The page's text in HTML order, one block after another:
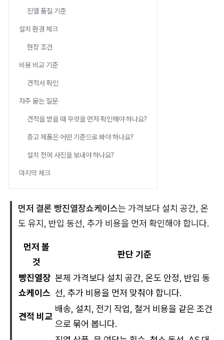
진열 품질 기준
설치 환경 체크
현장 조건
비용 비교 기준
견적서 확인
자주 묻는 질문
견적을 받을 때 무엇을 먼저 확인해야 하나요?
중고 제품은 어떤 기준으로 봐야 하나요?
설치 전에 사진을 보내야 하나요?
마지막 체크
먼저 결론 빵진열장쇼케이스는 가격보다 설치 공간, 온
도 유지, 반입 동선, 추가 비용을 먼저 확인해야 합니다.
먼저 볼
것
판단 기준
빵진열장
쇼케이스
본체 가격보다 설치 공간, 온도 안정, 반입 동
선, 추가 비용을 먼저 맞춰야 합니다.
견적 비교
배송, 설치, 전기 작업, 철거 비용을 같은 조건
으로 묶어 봅니다.